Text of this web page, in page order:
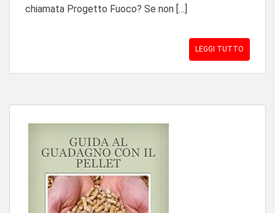
chiamata Progetto Fuoco? Se non […]
LEGGI TUTTO